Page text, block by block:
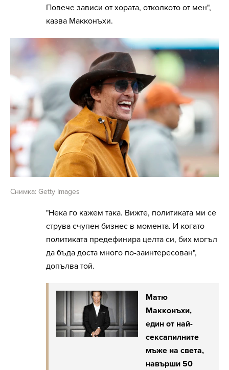
Повече зависи от хората, отколкото от мен",
казва Макконъхи.
Снимка: Getty Images
"Нека го кажем така. Вижте, политиката ми се
струва счупен бизнес в момента. И когато
политиката предефинира целта си, бих могъл
да бъда доста много по-заинтересован",
допълва той.
Матю
Макконъхи,
един от най-
сексапилните
мъже на света,
навърши 50